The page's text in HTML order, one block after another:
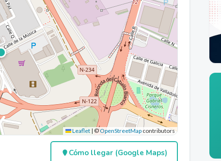
Leaflet | ©OpenStreetMap contributors
Cómo llegar (Google Maps)